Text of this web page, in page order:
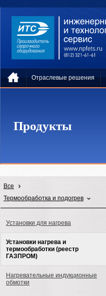
Отраслевые решения
Продукты
Все
Термообработка и подогрев
Установки для нагрева
Установки нагрева и
термообработки (реестр
ГАЗПРОМ)
Нагревательные индукционные
обмотки